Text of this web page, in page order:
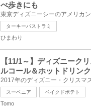
べ歩きにも
ターキーパストラミ
ひまわり
【11/1～】ディズニーク
ルコール＆ホットドリンク
スーベニア ベイクドポテト
Tomo